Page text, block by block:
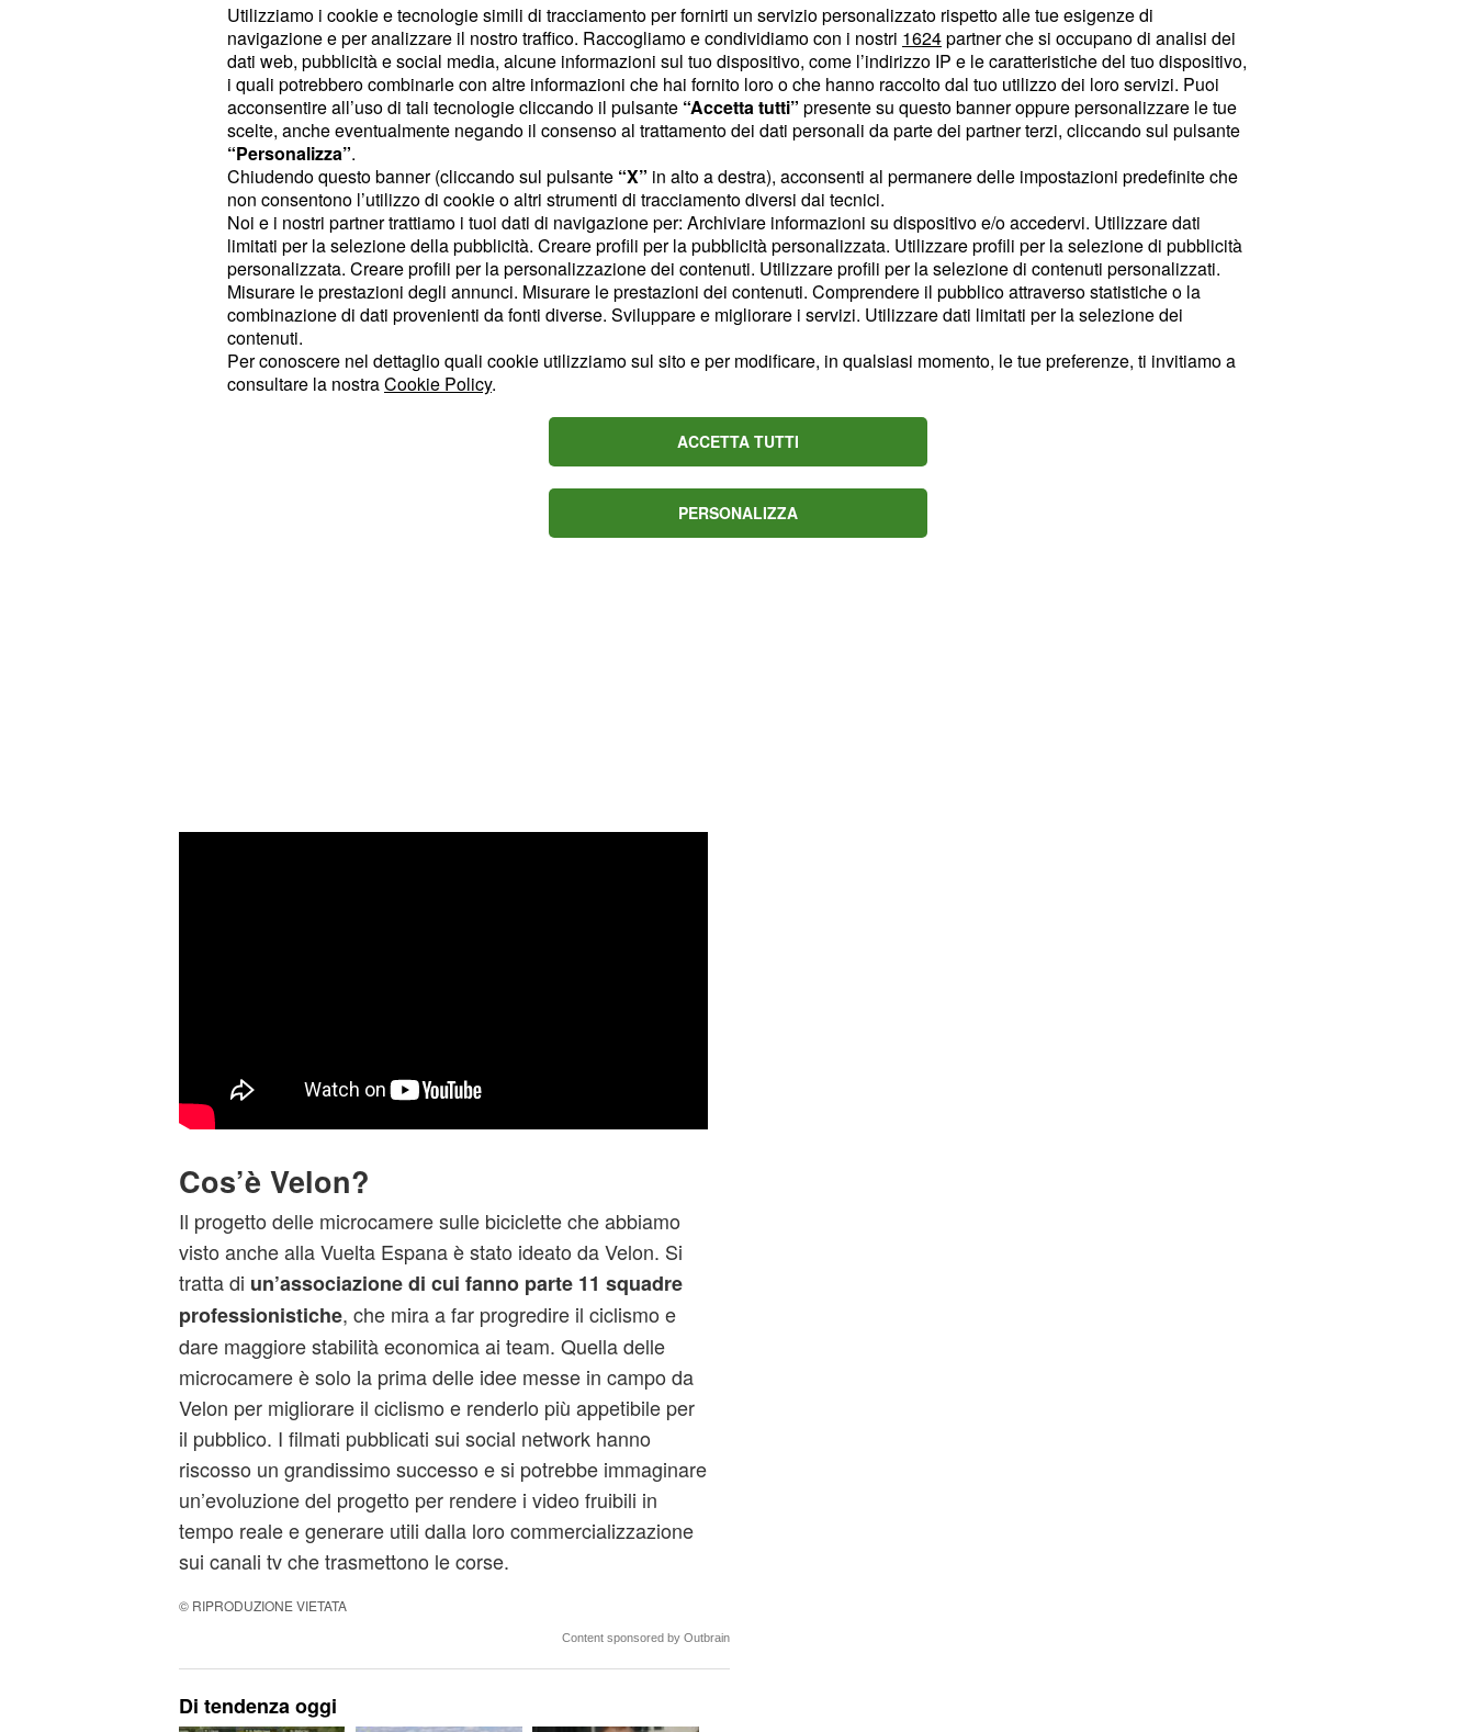
Il progetto ha previsto l’istallazione di microcamere in
posizioni diverse, sul manubrio, sul reggisella, con diversi
orientamenti, in modo da ottenere una prospettiva sempre
nuova e diversa da cui godere lo spettacolo del ciclismo.
I videorealizzati durante il tappone di Andorra della Vuelta
Espanasono stati un concentrato di emozioni e
spettacolo , tutto il bello del ciclismo, anche nel suo volto
più drammatico. Si può vivere la bagarre in mezzo al
gruppo, la lotta con i passaggi sul marciapiede per
guadagnare qualche posizione, i pericoli, i contatti,la
rincorsa di Froome dopo la caduta, i brividi delle lunghe
discese pirenaiche. Uno spettacolo da una prospettiva
inedita che porta il telespettatore davvero dentro alla corsa.
Cos’è Velon?
Il progetto delle microcamere sulle biciclette che abbiamo
visto anche alla Vuelta Espana è stato ideato da Velon. Si
tratta di un’associazione di cui fanno parte 11 squadre
professionistiche, che mira a far progredire il ciclismo e
dare maggiore stabilità economica ai team. Quella delle
microcamere è solo la prima delle idee messe in campo da
Velon per migliorare il ciclismo e renderlo più appetibile per
il pubblico. I filmati pubblicati sui social network hanno
riscosso un grandissimo successo e si potrebbe immaginare
un’evoluzione del progetto per rendere i video fruibili in
tempo reale e generare utili dalla loro commercializzazione
sui canali tv che trasmettono le corse.
© RIPRODUZIONE VIETATA
Content sponsored by Outbrain
Di tendenza oggi
Utilizziamo i cookie e tecnologie simili di tracciamento per fornirti un servizio personalizzato rispetto alle tue esigenze di
navigazione e per analizzare il nostro traffico. Raccogliamo e condividiamo con i nostri 1624partner che si occupano di analisi dei
dati web, pubblicità e social media, alcune informazioni sul tuo dispositivo, come l’indirizzo IP e le caratteristiche del tuo dispositivo,
i quali potrebbero combinarle con altre informazioni che hai fornito loro o che hanno raccolto dal tuo utilizzo dei loro servizi. Puoi
acconsentire all’uso di tali tecnologie cliccando il pulsante “Accetta tutti” presente su questo banner oppure personalizzare le tue
scelte, anche eventualmente negando il consenso al trattamento dei dati personali da parte dei partner terzi, cliccando sul pulsante
“Personalizza”.
Chiudendo questo banner (cliccando sul pulsante “X” in alto a destra), acconsenti al permanere delle impostazioni predefinite che
non consentono l’utilizzo di cookie o altri strumenti di tracciamento diversi dai tecnici.
Noi e i nostri partner trattiamo i tuoi dati di navigazione per: Archiviare informazioni su dispositivo e/o accedervi. Utilizzare dati
limitati per la selezione della pubblicità. Creare profili per la pubblicità personalizzata. Utilizzare profili per la selezione di pubblicità
personalizzata. Creare profili per la personalizzazione dei contenuti. Utilizzare profili per la selezione di contenuti personalizzati.
Misurare le prestazioni degli annunci. Misurare le prestazioni dei contenuti. Comprendere il pubblico attraverso statistiche o la
combinazione di dati provenienti da fonti diverse. Sviluppare e migliorare i servizi. Utilizzare dati limitati per la selezione dei
contenuti.
Per conoscere nel dettaglio quali cookie utilizziamo sul sito e per modificare, in qualsiasi momento, le tue preferenze, ti invitiamo a
consultare la nostraCookie Policy.
ACCETTA TUTTI
PERSONALIZZA